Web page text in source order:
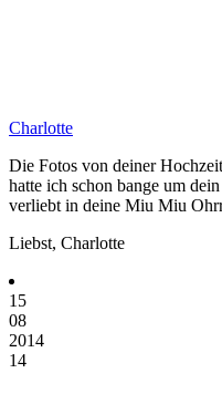
Charlotte
Die Fotos von deiner
hatte ich schon bange um
verliebt in deine Miu Miu
Liebst, Charlotte
15
08
2014
14